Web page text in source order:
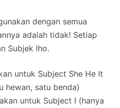
dengan semua
adalah tidak! Setiap
Subjek lho.
untuk Subject She He It
hewan, satu benda)
untuk Subject I (hanya